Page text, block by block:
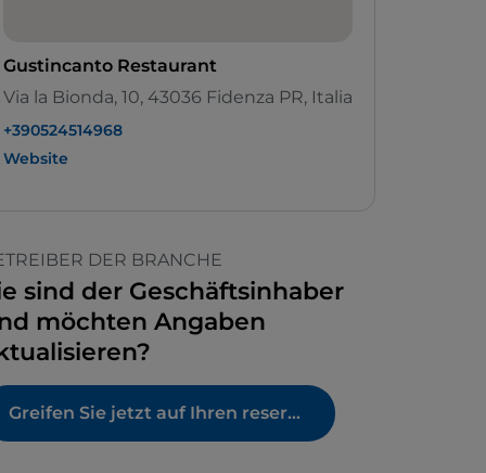
Gustincanto Restaurant
Via la Bionda, 10, 43036 Fidenza PR, Italia
+390524514968
Website
DER BRANCHE
sind der Geschäftsinhaber
möchten Angaben
Greifen Sie jetzt auf Ihren reservierten Bereich zu